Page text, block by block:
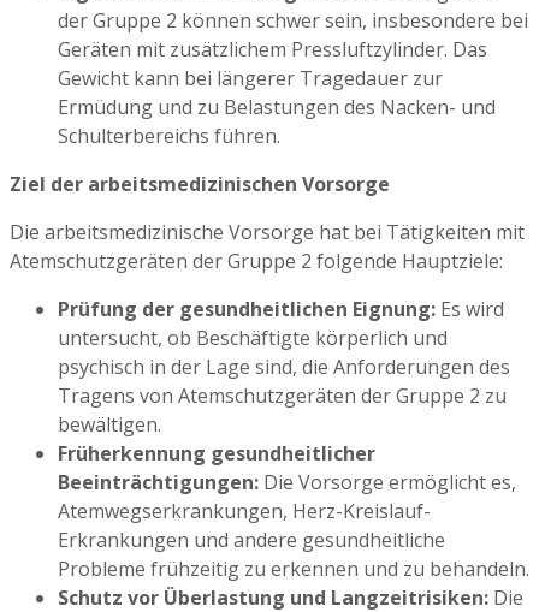
der Gruppe 2 können schwer sein, insbesondere bei
Geräten mit zusätzlichem Pressluftzylinder. Das
Gewicht kann bei längerer Tragedauer zur
Ermüdung und zu Belastungen des Nacken- und
Schulterbereichs führen.
Ziel der arbeitsmedizinischen Vorsorge
Die arbeitsmedizinische Vorsorge hat bei Tätigkeiten mit
Atemschutzgeräten der Gruppe 2 folgende Hauptziele:
Prüfung der gesundheitlichen Eignung: Es wird
untersucht, ob Beschäftigte körperlich und
psychisch in der Lage sind, die Anforderungen des
Tragens von Atemschutzgeräten der Gruppe 2 zu
bewältigen.
Früherkennung gesundheitlicher
Beeinträchtigungen: Die Vorsorge ermöglicht es,
Atemwegserkrankungen, Herz-Kreislauf-
Erkrankungen und andere gesundheitliche
Probleme frühzeitig zu erkennen und zu behandeln.
Schutz vor Überlastung und Langzeitrisiken: Die